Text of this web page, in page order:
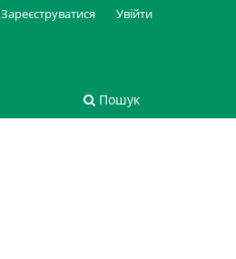
Пошук
Зареєструватися Увійти